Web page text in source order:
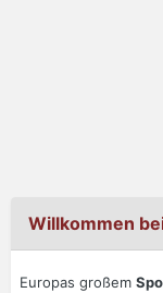
Willkommen
Europas großem